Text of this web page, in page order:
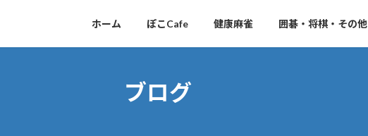
ホーム ぽこCafe 健康麻雀 囲碁・将棋・その他
ブログ